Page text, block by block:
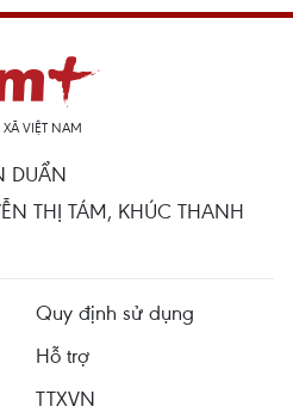
VIỆT NAM
DUẨN
THỊ TÁM, KHÚC THANH
Quy định sử dụng
Hỗ trợ
TTXVN